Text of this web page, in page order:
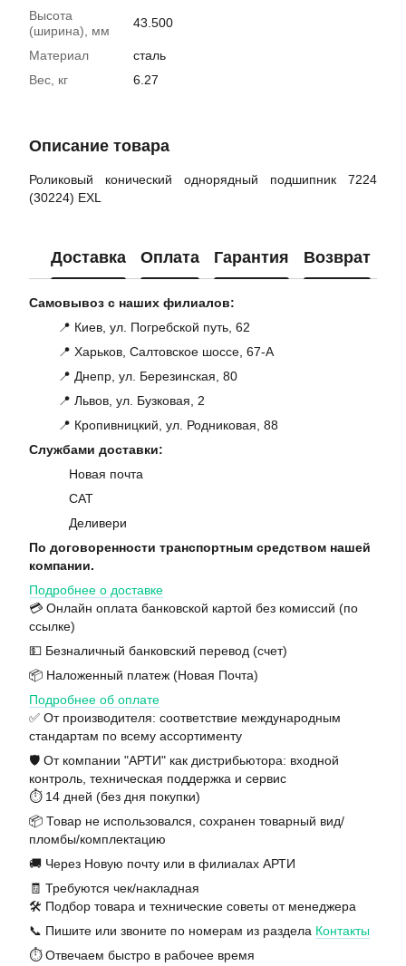
Высота
(ширина), мм
43.500
Материал
сталь
Вес, кг
6.27
Описание товара
Роликовый конический однорядный подшипник 7224
(30224) EXL
Доставка Оплата Гарантия Возврат
Самовывоз с наших филиалов:
📍 Киев, ул. Погребской путь, 62
📍 Харьков, Салтовское шоссе, 67-А
📍 Днепр, ул. Березинская, 80
📍 Львов, ул. Бузковая, 2
📍 Кропивницкий, ул. Родниковая, 88
Службами доставки:
Новая почта
САТ
Деливери
По договоренности транспортным средством нашей
компании.
Подробнее о доставке
💳 Онлайн оплата банковской картой без комиссий (по
ссылке)
💵 Безналичный банковский перевод (счет)
📦 Наложенный платеж (Новая Почта)
Подробнее об оплате
✅ От производителя: соответствие международным
стандартам по всему ассортименту
🛡️ От компании "АРТИ" как дистрибьютора: входной
контроль, техническая поддержка и сервис
⏱️ 14 дней (без дня покупки)
📦 Товар не использовался, сохранен товарный вид/
пломбы/комплектацию
🚚 Через Новую почту или в филиалах АРТИ
🧾 Требуются чек/накладная
🛠️ Подбор товара и технические советы от менеджера
📞 Пишите или звоните по номерам из раздела Контакты
⏱️ Отвечаем быстро в рабочее время